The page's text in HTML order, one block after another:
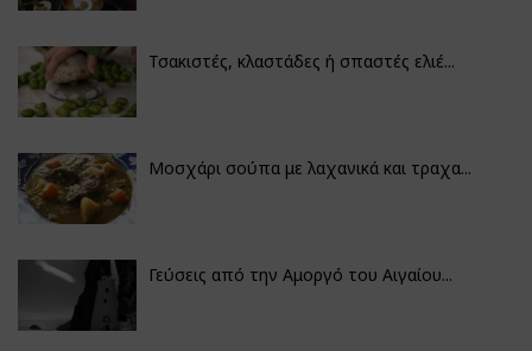
Τσακιστές, κλαστάδες ή σπαστές ελιέ...
Μοσχάρι σούπα με λαχανικά και τραχα...
Γεύσεις από την Αμοργό του Αιγαίου...